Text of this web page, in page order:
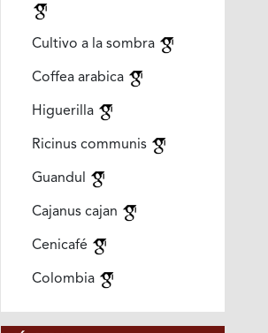
Cultivo a la sombra
Coffea arabica
Higuerilla
Ricinus communis
Guandul
Cajanus cajan
Cenicafé
Colombia